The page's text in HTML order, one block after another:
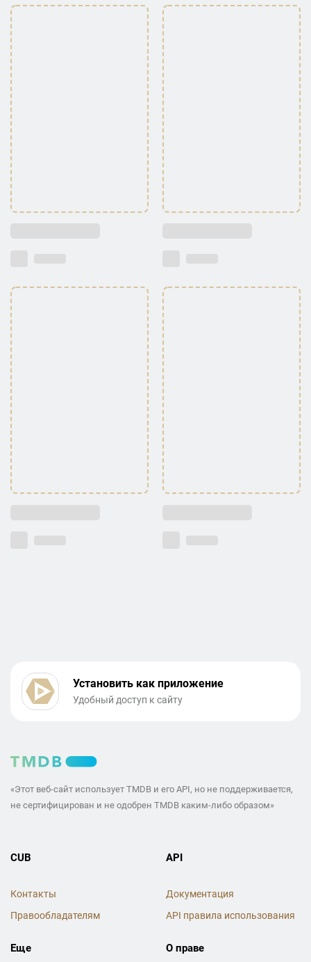
Установить как приложение
Удобный доступ к сайту
«Этот веб-сайт использует TMDB и его API, но не поддерживается,
не сертифицирован и не одобрен TMDB каким-либо образом»
CUB
Контакты
Правообладателям
API
Документация
API правила использования
Еще О праве